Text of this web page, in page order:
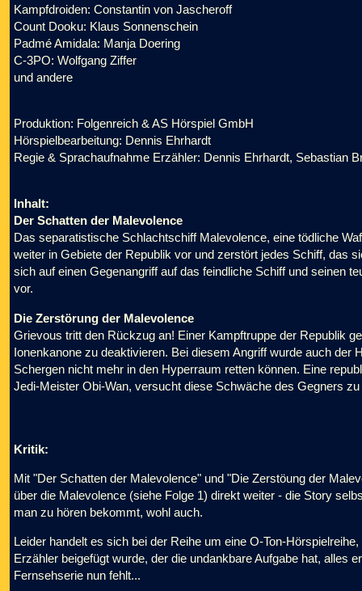
Kampfdroiden: Constantin von Jascheroff
Count Dooku: Klaus Sonnenschein
Padmé Amidala: Manja Doering
C-3PO: Wolfgang Ziffer
und andere
Produktion: Folgenreich & AS Hörspiel GmbH
Hörspielbearbeitung: Dennis Ehrhardt
Regie & Sprachaufnahme Erzähler: Dennis Ehrhardt, Sebastian
Inhalt:
Der Schatten der Malevolence
Das separatistische Schlachtschiff Malevolence, eine tödliche
weiter in Gebiete der Republik vor und zerstört jedes Schiff, das
sich auf einen Gegenangriff auf das feindliche Schiff und seinen
vor.
Die Zerstörung der Malevolence
Grievous tritt den Rückzug an! Einer Kampftruppe der Republik
Ionenkanone zu deaktivieren. Bei diesem Angriff wurde auch
Schergen nicht mehr in den Hyperraum retten können. Eine
Jedi-Meister Obi-Wan, versucht diese Schwäche des Gegners
Kritik:
Mit "Der Schatten der Malevolence" und "Die Zerstöung der
über die Malevolence (siehe Folge 1) direkt weiter - die Story
man zu hören bekommt, wohl auch.
Leider handelt es sich bei der Reihe um eine O-Ton-
Erzähler beigefügt wurde, der die undankbare Aufgabe hat, alles
Fernsehserie nun fehlt...